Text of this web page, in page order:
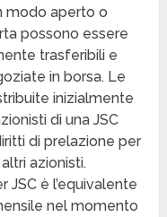
modo aperto o
possono essere
trasferibili e
in borsa. Le
inizialmente
di una JSC
di prelazione per
azionisti.
JSC è l’equivalente
nel momento